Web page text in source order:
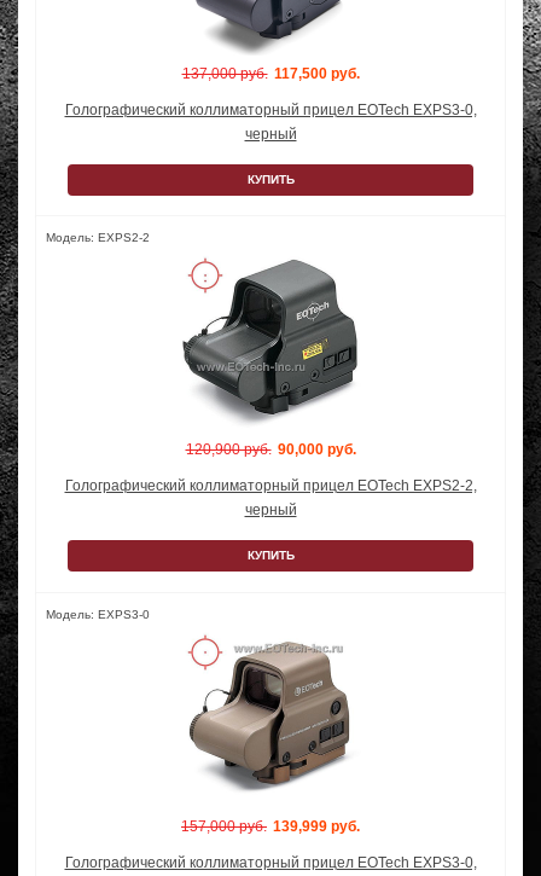
137,000 руб. 117,500 руб.
Голографический коллиматорный прицел EOTech EXPS3-0,
черный
КУПИТЬ
Модель: EXPS2-2
120,900 руб. 90,000 руб.
Голографический коллиматорный прицел EOTech EXPS2-2,
черный
КУПИТЬ
Модель: EXPS3-0
157,000 руб. 139,999 руб.
Голографический коллиматорный прицел EOTech EXPS3-0,